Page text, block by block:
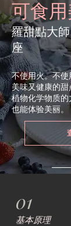
可食
羅甜點大
座
不使用火。不使
美味又健康的甜
植物化学物质的
也能体验美丽。
01
基本原理